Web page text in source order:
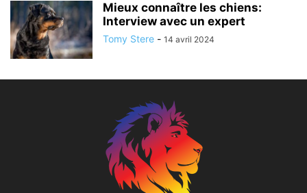
Mieux connaître les chiens:
Interview avec un expert
Tomy Stere - 14 avril 2024